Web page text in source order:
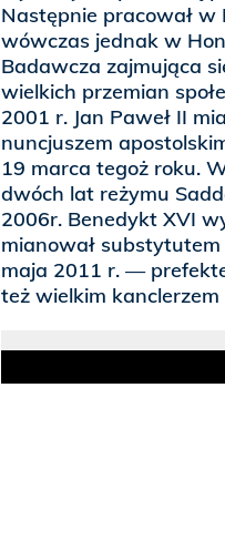
Następnie pracował
wówczas jednak w
Badawcza zajmująca
wielkich przemian
2001 r. Jan Paweł II
nuncjuszem
19 marca tegoż roku.
dwóch lat reżymu
2006r. Benedykt XVI
mianował
maja 2011 r. —
też wielkim